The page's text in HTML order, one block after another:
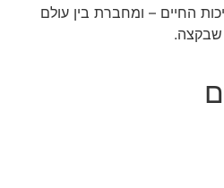
החיים – ומחברת בין עולם
שבקצה.